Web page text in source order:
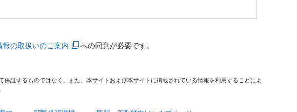
報の取扱いのご案内 への同意が必要です。
証するものではなく、また、本サイトおよび本サイトに掲載されている情報を利用することによ